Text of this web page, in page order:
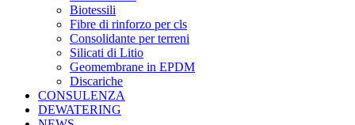
Biotessili
Fibre di rinforzo per cls
Consolidante per terreni
Silicati di Litio
Geomembrane in EPDM
Discariche
CONSULENZA
DEWATERING